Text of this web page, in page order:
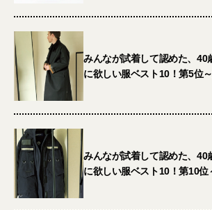
みんなが試着して認めた、40
に欲しい服ベスト10！第5位
みんなが試着して認めた、40
に欲しい服ベスト10！第10位